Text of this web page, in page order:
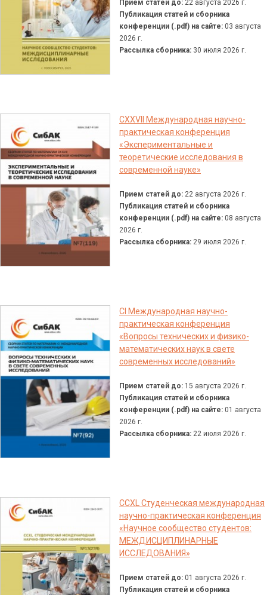
Прием статей до: 22 августа 2026 г.
Публикация статей и сборника
конференции (.pdf) на сайте: 03 августа
2026 г.
Рассылка сборника: 30 июля 2026 г.
CXXVII Международная научно-
практическая конференция
«Экспериментальные и
теоретические исследования в
современной науке»
Прием статей до: 22 августа 2026 г.
Публикация статей и сборника
конференции (.pdf) на сайте: 08 августа
2026 г.
Рассылка сборника: 29 июля 2026 г.
CI Международная научно-
практическая конференция
«Вопросы технических и физико-
математических наук в свете
современных исследований»
Прием статей до: 15 августа 2026 г.
Публикация статей и сборника
конференции (.pdf) на сайте: 01 августа
2026 г.
Рассылка сборника: 22 июля 2026 г.
CCXL Студенческая международная
научно-практическая конференция
«Научное сообщество студентов:
МЕЖДИСЦИПЛИНАРНЫЕ
ИССЛЕДОВАНИЯ»
Прием статей до: 01 августа 2026 г.
Публикация статей и сборника